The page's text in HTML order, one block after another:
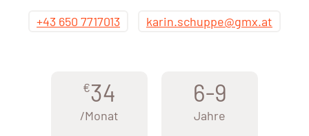
+43 650 7717013
karin.schuppe@gmx.at
€34
/Monat
6-9
Jahre